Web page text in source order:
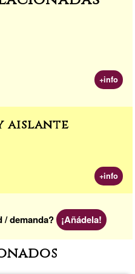
+info
aislante
+info
/ demanda? ¡Añádela!